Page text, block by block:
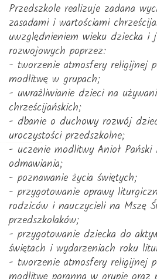
Przedszkole realizuje zadana
zasadami i wartościami
uwzględnieniem wieku dziecka i
rozwojowych poprzez:
- tworzenie atmosfery religijnej
modlitwę w grupach;
- uwrażliwianie dzieci na
chrześcijańskich;
- dbanie o duchowy rozwój
uroczystości przedszkolne;
- uczenie modlitwy Anioł
odmawiania;
- poznawanie życia świętych;
- przygotowanie oprawy
rodziców i nauczycieli na Mszę
przedszkolaków;
- przygotowanie dziecka do
świętach i wydarzeniach roku
- tworzenie atmosfery religijnej